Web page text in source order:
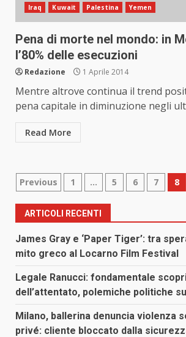
Iraq
Kuwait Palestina Yemen
Pena di morte nel mondo: in
l’80% delle esecuzioni
Redazione 1 Aprile 2014
Mentre altrove continua il trend
pena capitale in diminuzione negli
Read More
Paginazione
degli
articoli
Previous 1 … 5 6 7 8
ARTICOLI RECENTI
James Gray e ‘Paper Tiger’: tra
mito greco al Locarno Film Festival
Legale Ranucci: fondamentale
dell’attentato, polemiche politiche
Milano, ballerina denuncia violenza
privé: cliente bloccato dalla